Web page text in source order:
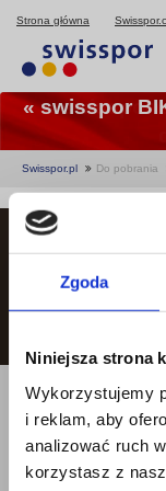
Zgoda
Niniejsza strona
Wykorzystujemy
i reklam, aby
analizować ruch
korzystasz z
Strona główna
« swisspor
Swisspor.pl Do pobrania
Płyty izolacyjne
Płyty izolacyjne
Płyty izolacyjne
Płyty izolacyjne
Płyty izolacyjne